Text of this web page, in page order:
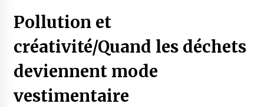
4 ans ago
Oum el Gaïla / L’ogresse du M’zab
4 ans ago
Pollution et
créativité/Quand les déchets
deviennent mode
vestimentaire